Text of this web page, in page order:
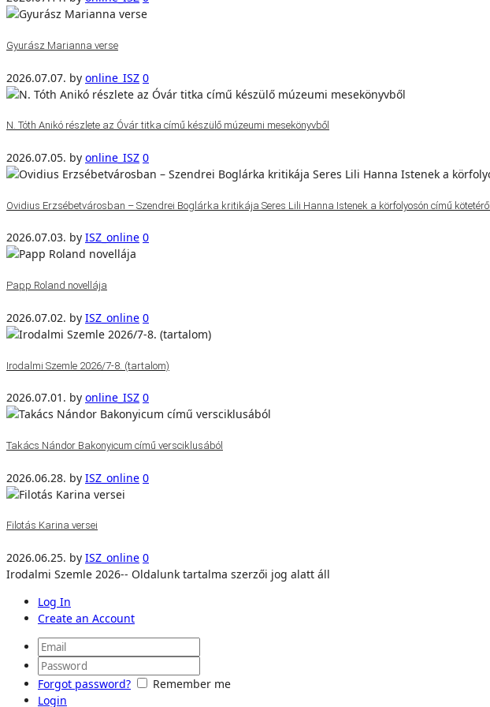
Gyurász Marianna verse
2026.07.07. by online_ISZ 0
N. Tóth Anikó részlete az Óvár titka című készülő múzeumi mesekönyvből
2026.07.05. by online_ISZ 0
Ovidius Erzsébetvárosban – Szendrei Boglárka kritikája Seres Lili Hanna Istenek a körfolyosón című kötetéről
2026.07.03. by ISZ_online 0
Papp Roland novellája
2026.07.02. by ISZ_online 0
Irodalmi Szemle 2026/7-8. (tartalom)
2026.07.01. by online_ISZ 0
Takács Nándor Bakonyicum című versciklusából
2026.06.28. by ISZ_online 0
Filotás Karina versei
2026.06.25. by ISZ_online 0
Irodalmi Szemle 2026-- Oldalunk tartalma szerzői jog alatt áll
Log In
Create an Account
Forgot password?
Remember me
Login